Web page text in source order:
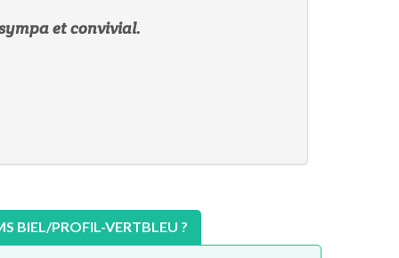
et convivial.
BIEL/PROFIL-VERTBLEU ?